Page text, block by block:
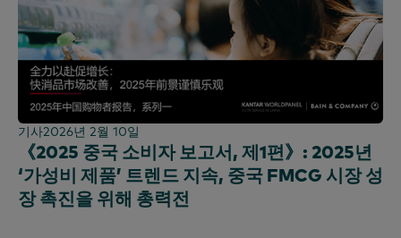
기사2026년 2월 10일
《2025 중국 소비자 보고서, 제1편》: 2025년
‘가성비 제품’ 트렌드 지속, 중국 FMCG 시장 성
장 촉진을 위해 총력전